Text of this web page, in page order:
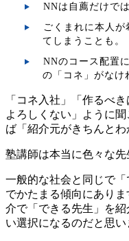
NNは自薦だけでは
ごくまれに本人が
てしまうことも。
NNのコース配置に
の「コネ」がなけ
「コネ入社」「作るべ
よろしくない」ように
ば「紹介元がきちんとわ
塾講師は本当に色々な先
一般的な社会と同じで「
でかたまる傾向にあり
介で「できる先生」を
い選択になるのだと思い